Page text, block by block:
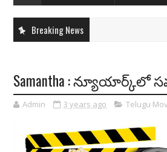
Breaking News
Samantha : న్యూయార్క్‌లో
Admin 3 years ago Telugu